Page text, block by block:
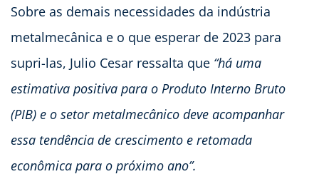
Sobre as demais necessidades da indústria
metalmecânica e o que esperar de 2023 para
supri-las, Julio Cesar ressalta que “há uma
estimativa positiva para o Produto Interno Bruto
(PIB) e o setor metalmecânico deve acompanhar
essa tendência de crescimento e retomada
econômica para o próximo ano”.